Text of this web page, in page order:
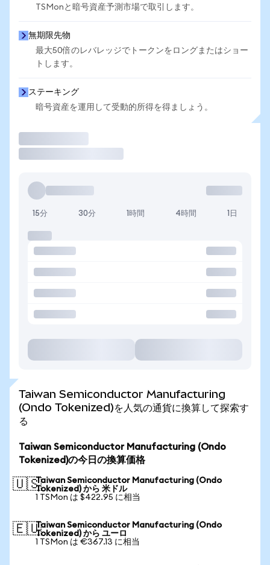
TSMonと暗号資産予測市場で取引します。
無期限先物
最大50倍のレバレッジでトークンをロングまたはショー
トします。
ステーキング
暗号資産を運用して受動的所得を得ましょう。
15分 30分 1時間 4時間 1日
Taiwan Semiconductor Manufacturing
(Ondo Tokenized)を人気の通貨に換算して探索す
る
Taiwan Semiconductor Manufacturing (Ondo
Tokenized)の今日の換算価格
🇺🇸Taiwan Semiconductor Manufacturing (Ondo
Tokenized) から 米ドル
1 TSMon は $422.95 に相当
🇪🇺Taiwan Semiconductor Manufacturing (Ondo
Tokenized) から ユーロ
1 TSMon は €367.13 に相当